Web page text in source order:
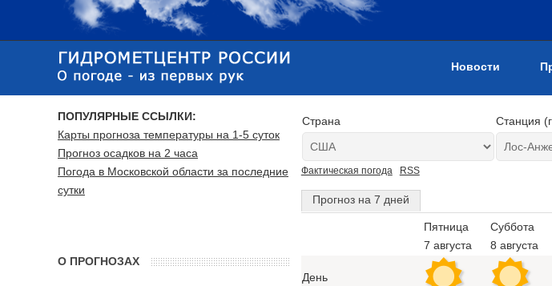
Новости
Страна Станция
Фактическая погода RSS
Прогноз на 7 дней
Пятница
7 августа
Суббота
8 августа
День
ПОПУЛЯРНЫЕ ССЫЛКИ:
Карты прогноза температуры на 1-5 суток
Прогноз осадков на 2 часа
Погода в Московской области за последние
сутки
О ПРОГНОЗАХ